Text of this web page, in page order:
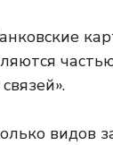
видов